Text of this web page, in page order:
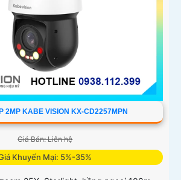
2MP KABE VISION KX-CD2257MPN
Giá Bán: Liên hệ
Khuyến Mại: 5%-35%